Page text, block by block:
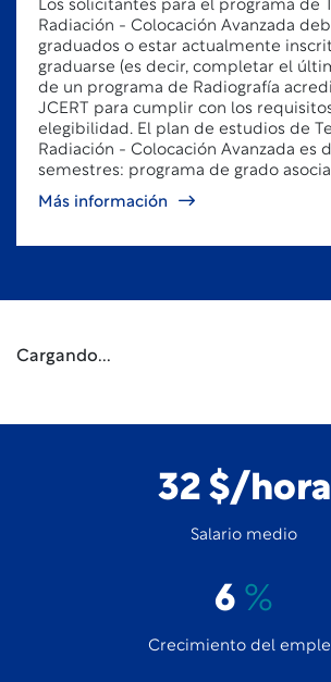
Los solicitantes para el programa de
Radiación - Colocación Avanzada
graduados o estar actualmente
graduarse (es decir, completar el
de un programa de Radiografía
JCERT para cumplir con los
elegibilidad. El plan de estudios de
Radiación - Colocación Avanzada es
semestres: programa de grado
Más información
Cargando...
32 $/hora
Salario medio
6 %
Crecimiento del